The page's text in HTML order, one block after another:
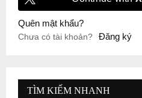
Quên mật khẩu?
Chưa có tài khoản? Đăng ký
TÌM KIẾM NHANH